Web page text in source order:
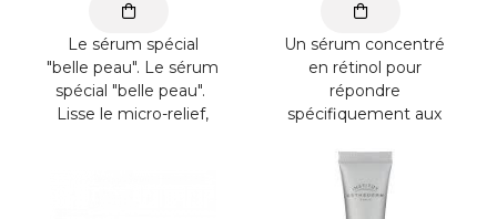
Le sérum spécial
"belle peau". Le sérum
spécial "belle peau".
Lisse le micro-relief,
Un sérum concentré
en rétinol pour
répondre
spécifiquement aux
vieillissement
marqués: rides
profondes - ...